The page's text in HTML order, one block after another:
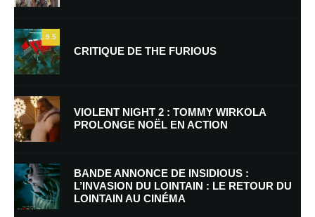
Nom*
E-mail *
Enregistrer mon nom, mon e-mail et mon site dans le navigateur pour
mon prochain commentaire.
9.5
CRITIQUE DE THE FURIOUS
VIOLENT NIGHT 2 : TOMMY WIRKOLA
PROLONGE NOËL EN ACTION
BANDE ANNONCE DE INSIDIOUS :
L’INVASION DU LOINTAIN : LE RETOUR DU
LOINTAIN AU CINÉMA